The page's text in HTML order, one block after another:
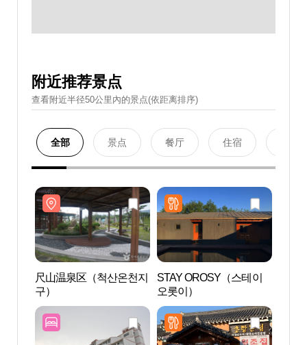
附近推荐景点
查看附近半径50公里內的景点(依距离排序)
全部 景点 餐厅 住宿
尺山温泉区（척산온천지
구）
STAY OROSY（스테이
오롯이）